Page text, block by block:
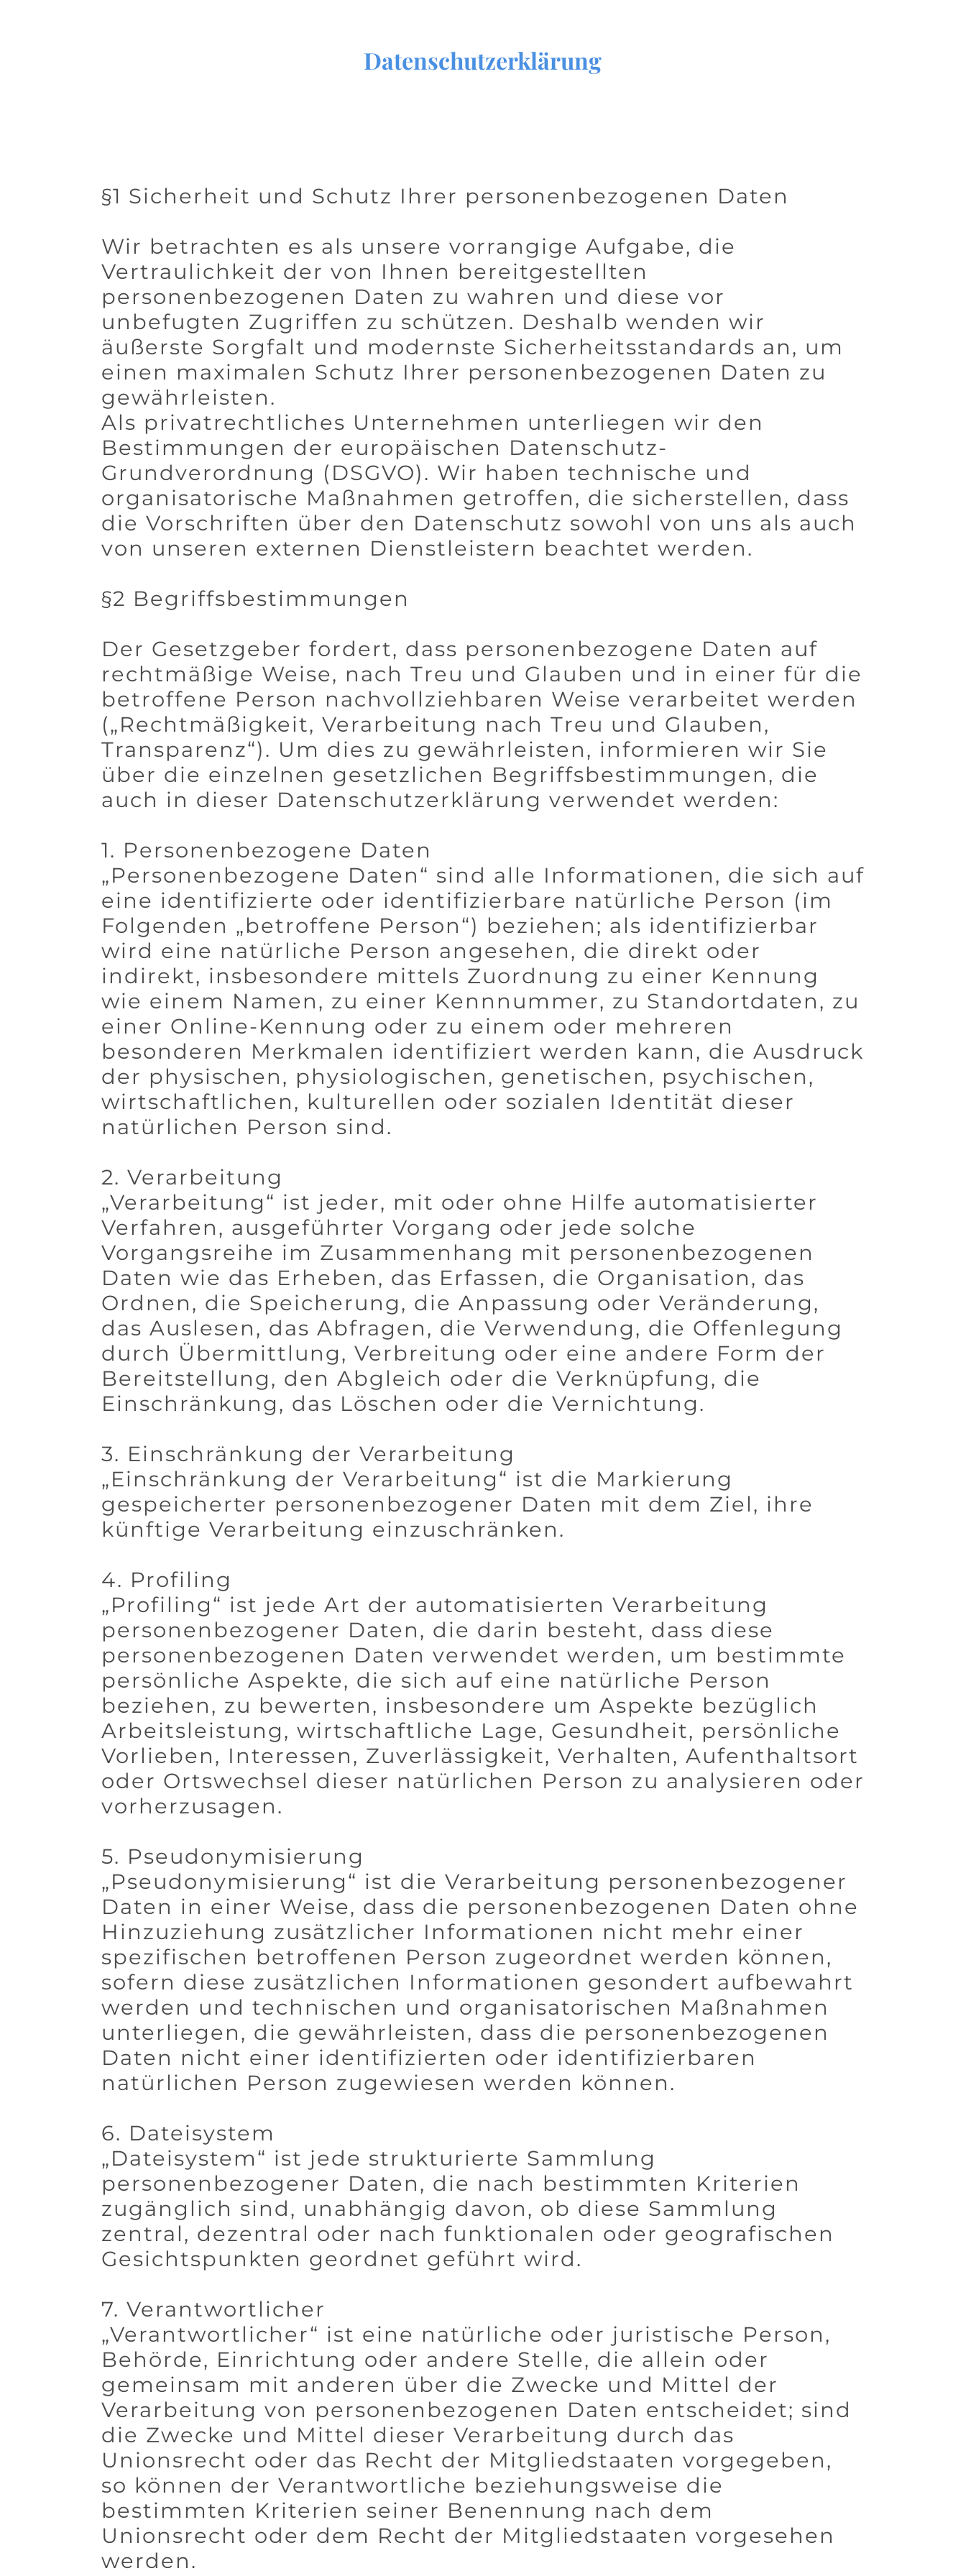
Datenschutzerklärung
§1 Sicherheit und Schutz Ihrer personenbezogenen Daten
Wir betrachten es als unsere vorrangige Aufgabe, die
Vertraulichkeit der von Ihnen bereitgestellten
personenbezogenen Daten zu wahren und diese vor
unbefugten Zugriffen zu schützen. Deshalb wenden wir
äußerste Sorgfalt und modernste Sicherheitsstandards an, um
einen maximalen Schutz Ihrer personenbezogenen Daten zu
gewährleisten.
Als privatrechtliches Unternehmen unterliegen wir den
Bestimmungen der europäischen Datenschutz-
Grundverordnung (DSGVO). Wir haben technische und
organisatorische Maßnahmen getroffen, die sicherstellen, dass
die Vorschriften über den Datenschutz sowohl von uns als auch
von unseren externen Dienstleistern beachtet werden.
§2 Begriffsbestimmungen
Der Gesetzgeber fordert, dass personenbezogene Daten auf
rechtmäßige Weise, nach Treu und Glauben und in einer für die
betroffene Person nachvollziehbaren Weise verarbeitet werden
(„Rechtmäßigkeit, Verarbeitung nach Treu und Glauben,
Transparenz“). Um dies zu gewährleisten, informieren wir Sie
über die einzelnen gesetzlichen Begriffsbestimmungen, die
auch in dieser Datenschutzerklärung verwendet werden:
1. Personenbezogene Daten
„Personenbezogene Daten“ sind alle Informationen, die sich auf
eine identifizierte oder identifizierbare natürliche Person (im
Folgenden „betroffene Person“) beziehen; als identifizierbar
wird eine natürliche Person angesehen, die direkt oder
indirekt, insbesondere mittels Zuordnung zu einer Kennung
wie einem Namen, zu einer Kennnummer, zu Standortdaten, zu
einer Online-Kennung oder zu einem oder mehreren
besonderen Merkmalen identifiziert werden kann, die Ausdruck
der physischen, physiologischen, genetischen, psychischen,
wirtschaftlichen, kulturellen oder sozialen Identität dieser
natürlichen Person sind.
2. Verarbeitung
„Verarbeitung“ ist jeder, mit oder ohne Hilfe automatisierter
Verfahren, ausgeführter Vorgang oder jede solche
Vorgangsreihe im Zusammenhang mit personenbezogenen
Daten wie das Erheben, das Erfassen, die Organisation, das
Ordnen, die Speicherung, die Anpassung oder Veränderung,
das Auslesen, das Abfragen, die Verwendung, die Offenlegung
durch Übermittlung, Verbreitung oder eine andere Form der
Bereitstellung, den Abgleich oder die Verknüpfung, die
Einschränkung, das Löschen oder die Vernichtung.
3. Einschränkung der Verarbeitung
„Einschränkung der Verarbeitung“ ist die Markierung
gespeicherter personenbezogener Daten mit dem Ziel, ihre
künftige Verarbeitung einzuschränken.
4. Profiling
„Profiling“ ist jede Art der automatisierten Verarbeitung
personenbezogener Daten, die darin besteht, dass diese
personenbezogenen Daten verwendet werden, um bestimmte
persönliche Aspekte, die sich auf eine natürliche Person
beziehen, zu bewerten, insbesondere um Aspekte bezüglich
Arbeitsleistung, wirtschaftliche Lage, Gesundheit, persönliche
Vorlieben, Interessen, Zuverlässigkeit, Verhalten, Aufenthaltsort
oder Ortswechsel dieser natürlichen Person zu analysieren oder
vorherzusagen.
5. Pseudonymisierung
„Pseudonymisierung“ ist die Verarbeitung personenbezogener
Daten in einer Weise, dass die personenbezogenen Daten ohne
Hinzuziehung zusätzlicher Informationen nicht mehr einer
spezifischen betroffenen Person zugeordnet werden können,
sofern diese zusätzlichen Informationen gesondert aufbewahrt
werden und technischen und organisatorischen Maßnahmen
unterliegen, die gewährleisten, dass die personenbezogenen
Daten nicht einer identifizierten oder identifizierbaren
natürlichen Person zugewiesen werden können.
6. Dateisystem
„Dateisystem“ ist jede strukturierte Sammlung
personenbezogener Daten, die nach bestimmten Kriterien
zugänglich sind, unabhängig davon, ob diese Sammlung
zentral, dezentral oder nach funktionalen oder geografischen
Gesichtspunkten geordnet geführt wird.
7. Verantwortlicher
„Verantwortlicher“ ist eine natürliche oder juristische Person,
Behörde, Einrichtung oder andere Stelle, die allein oder
gemeinsam mit anderen über die Zwecke und Mittel der
Verarbeitung von personenbezogenen Daten entscheidet; sind
die Zwecke und Mittel dieser Verarbeitung durch das
Unionsrecht oder das Recht der Mitgliedstaaten vorgegeben,
so können der Verantwortliche beziehungsweise die
bestimmten Kriterien seiner Benennung nach dem
Unionsrecht oder dem Recht der Mitgliedstaaten vorgesehen
werden.